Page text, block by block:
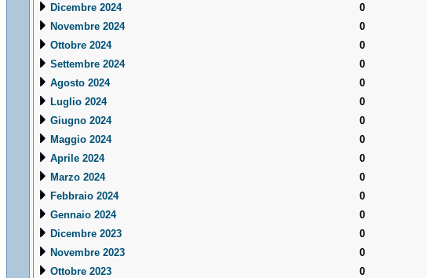
Dicembre 2024
0
Novembre 2024
0
Ottobre 2024
0
Settembre 2024
0
Agosto 2024
0
Luglio 2024
0
Giugno 2024
0
Maggio 2024
0
Aprile 2024
0
Marzo 2024
0
Febbraio 2024
0
Gennaio 2024
0
Dicembre 2023
0
Novembre 2023
0
Ottobre 2023
0